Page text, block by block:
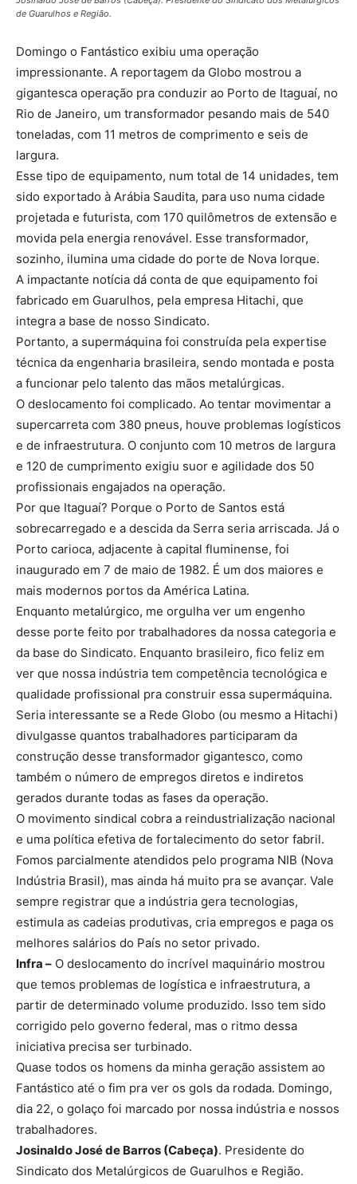
de Guarulhos e Região.
Domingo o Fantástico exibiu uma operação
impressionante. A reportagem da Globo mostrou a
gigantesca operação pra conduzir ao Porto de Itaguaí, no
Rio de Janeiro, um transformador pesando mais de 540
toneladas, com 11 metros de comprimento e seis de
largura.
Esse tipo de equipamento, num total de 14 unidades, tem
sido exportado à Arábia Saudita, para uso numa cidade
projetada e futurista, com 170 quilômetros de extensão e
movida pela energia renovável. Esse transformador,
sozinho, ilumina uma cidade do porte de Nova Iorque.
A impactante notícia dá conta de que equipamento foi
fabricado em Guarulhos, pela empresa Hitachi, que
integra a base de nosso Sindicato.
Portanto, a supermáquina foi construída pela expertise
técnica da engenharia brasileira, sendo montada e posta
a funcionar pelo talento das mãos metalúrgicas.
O deslocamento foi complicado. Ao tentar movimentar a
supercarreta com 380 pneus, houve problemas logísticos
e de infraestrutura. O conjunto com 10 metros de largura
e 120 de cumprimento exigiu suor e agilidade dos 50
profissionais engajados na operação.
Por que Itaguaí? Porque o Porto de Santos está
sobrecarregado e a descida da Serra seria arriscada. Já o
Porto carioca, adjacente à capital fluminense, foi
inaugurado em 7 de maio de 1982. É um dos maiores e
mais modernos portos da América Latina.
Enquanto metalúrgico, me orgulha ver um engenho
desse porte feito por trabalhadores da nossa categoria e
da base do Sindicato. Enquanto brasileiro, fico feliz em
ver que nossa indústria tem competência tecnológica e
qualidade profissional pra construir essa supermáquina.
Seria interessante se a Rede Globo (ou mesmo a Hitachi)
divulgasse quantos trabalhadores participaram da
construção desse transformador gigantesco, como
também o número de empregos diretos e indiretos
gerados durante todas as fases da operação.
O movimento sindical cobra a reindustrialização nacional
e uma política efetiva de fortalecimento do setor fabril.
Fomos parcialmente atendidos pelo programa NIB (Nova
Indústria Brasil), mas ainda há muito pra se avançar. Vale
sempre registrar que a indústria gera tecnologias,
estimula as cadeias produtivas, cria empregos e paga os
melhores salários do País no setor privado.
Infra – O deslocamento do incrível maquinário mostrou
que temos problemas de logística e infraestrutura, a
partir de determinado volume produzido. Isso tem sido
corrigido pelo governo federal, mas o ritmo dessa
iniciativa precisa ser turbinado.
Quase todos os homens da minha geração assistem ao
Fantástico até o fim pra ver os gols da rodada. Domingo,
dia 22, o golaço foi marcado por nossa indústria e nossos
trabalhadores.
Josinaldo José de Barros (Cabeça). Presidente do
Sindicato dos Metalúrgicos de Guarulhos e Região.